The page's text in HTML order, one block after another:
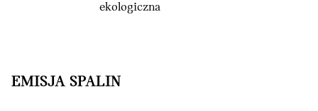
ekologiczna
EMISJA SPALIN